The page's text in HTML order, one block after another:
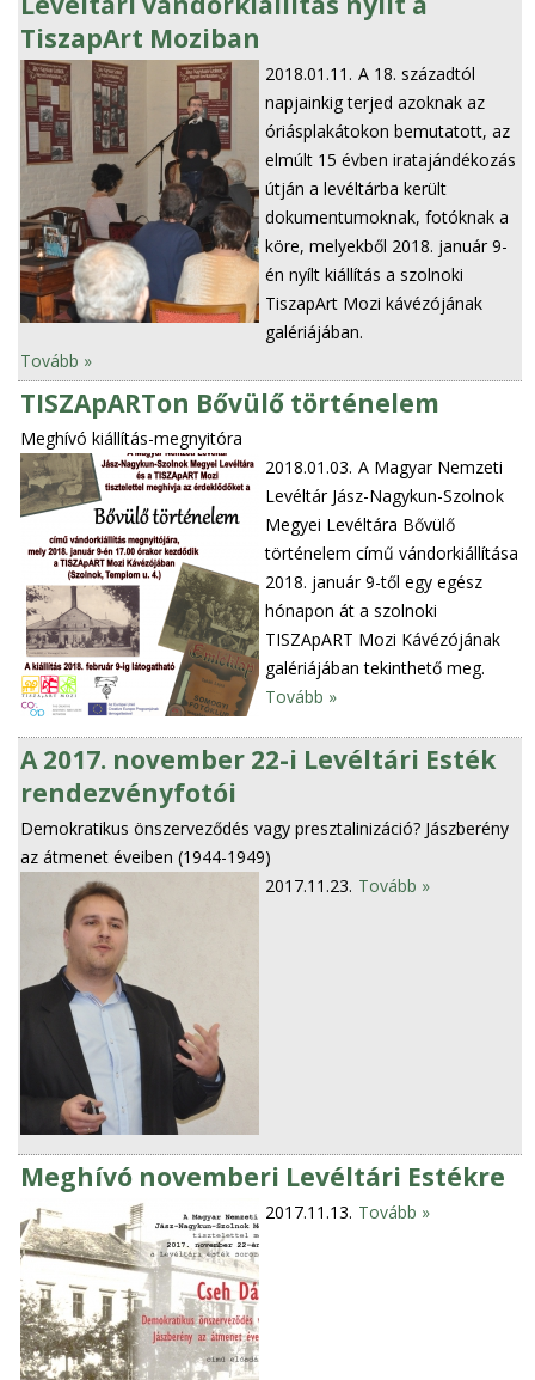
TiszapArt Moziban
2018.01.11. A 18. századtól
napjainkig terjed azoknak az
óriásplakátokon bemutatott, az
elmúlt 15 évben iratajándékozás
útján a levéltárba került
dokumentumoknak, fotóknak a
köre, melyekből 2018. január 9-
én nyílt kiállítás a szolnoki
TiszapArt Mozi kávézójának
galériájában.
Tovább »
TISZApARTon Bővülő történelem
Meghívó kiállítás-megnyitóra
2018.01.03. A Magyar Nemzeti
Levéltár Jász-Nagykun-Szolnok
Megyei Levéltára Bővülő
történelem című vándorkiállítása
2018. január 9-től egy egész
hónapon át a szolnoki
TISZApART Mozi Kávézójának
galériájában tekinthető meg.
Tovább »
A 2017. november 22-i Levéltári Esték
rendezvényfotói
Demokratikus önszerveződés vagy presztalinizáció? Jászberény
az átmenet éveiben (1944-1949)
2017.11.23. Tovább »
Meghívó novemberi Levéltári Estékre
2017.11.13. Tovább »